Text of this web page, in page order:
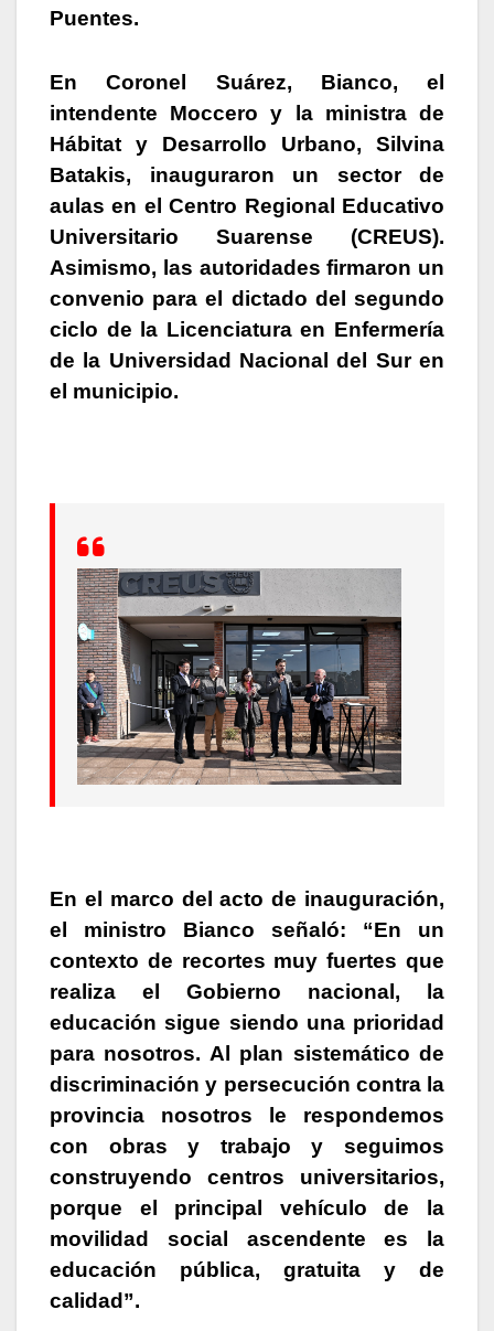
Puentes.
En Coronel Suárez, Bianco, el
intendente Moccero y la ministra de
Hábitat y Desarrollo Urbano, Silvina
Batakis, inauguraron un sector de
aulas en el Centro Regional Educativo
Universitario Suarense (CREUS).
Asimismo, las autoridades firmaron un
convenio para el dictado del segundo
ciclo de la Licenciatura en Enfermería
de la Universidad Nacional del Sur en
el municipio.
En el marco del acto de inauguración,
el ministro Bianco señaló: “En un
contexto de recortes muy fuertes que
realiza el Gobierno nacional, la
educación sigue siendo una prioridad
para nosotros. Al plan sistemático de
discriminación y persecución contra la
provincia nosotros le respondemos
con obras y trabajo y seguimos
construyendo centros universitarios,
porque el principal vehículo de la
movilidad social ascendente es la
educación pública, gratuita y de
calidad”.